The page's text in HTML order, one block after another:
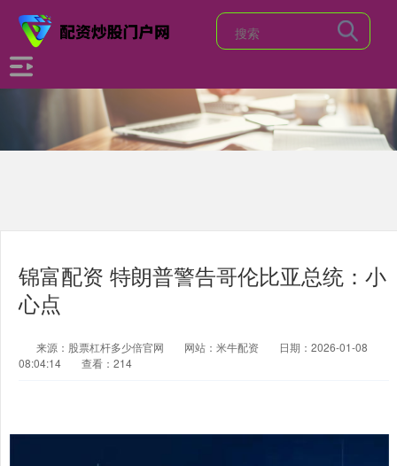
锦富配资 特朗普警告哥伦比亚总统：小
心点
来源：股票杠杆多少倍官网 网站：米牛配资
日期：2026-01-08
08:04:14
查看：214